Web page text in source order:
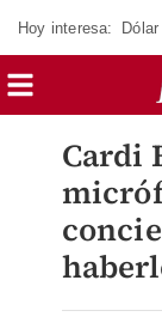
Hoy interesa: Dólar
Cardi